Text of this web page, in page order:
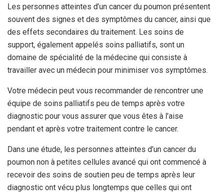
Les personnes atteintes d’un cancer du poumon présentent
souvent des signes et des symptômes du cancer, ainsi que
des effets secondaires du traitement. Les soins de
support, également appelés soins palliatifs, sont un
domaine de spécialité de la médecine qui consiste à
travailler avec un médecin pour minimiser vos symptômes.
Votre médecin peut vous recommander de rencontrer une
équipe de soins palliatifs peu de temps après votre
diagnostic pour vous assurer que vous êtes à l’aise
pendant et après votre traitement contre le cancer.
Dans une étude, les personnes atteintes d’un cancer du
poumon non à petites cellules avancé qui ont commencé à
recevoir des soins de soutien peu de temps après leur
diagnostic ont vécu plus longtemps que celles qui ont